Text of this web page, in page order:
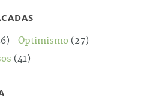
Optimismo (27)
(41)